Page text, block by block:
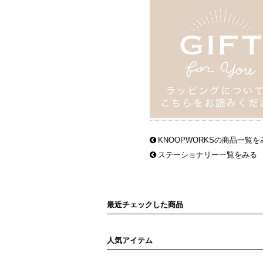
KNOOPWORKSの商品一覧を
ステーショナリー一覧をみる
最近チェックした商品
人気アイテム